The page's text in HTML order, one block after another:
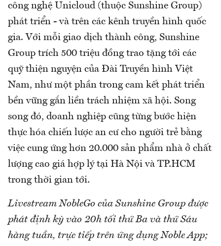
công nghệ Unicloud (thuộc Sunshine Group)
phát triển - và trên các kênh truyền hình quốc
gia. Với mỗi giao dịch thành công, Sunshine
Group trích 500 triệu đồng trao tặng tới các
quỹ thiện nguyện của Đài Truyền hình Việt
Nam, như một phần trong cam kết phát triển
bền vững gắn liền trách nhiệm xã hội. Song
song đó, doanh nghiệp cũng từng bước hiện
thực hóa chiến lược an cư cho người trẻ bằng
việc cung ứng hơn 20.000 sản phẩm nhà ở chất
lượng cao giá hợp lý tại Hà Nội và TP.HCM
trong thời gian tới.
Livestream NobleGo của Sunshine Group được
phát định kỳ vào 20h tối thứ Ba và thứ Sáu
hàng tuần, trực tiếp trên ứng dụng Noble App;